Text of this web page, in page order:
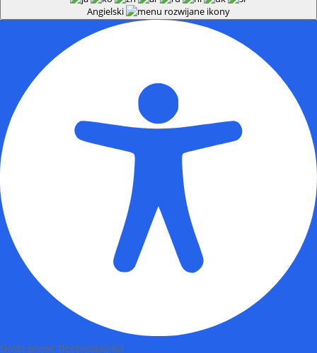
Angielski
Dostępność Dostosowania